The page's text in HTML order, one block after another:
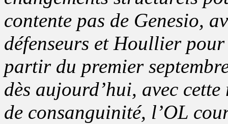
contente pas de Genesio,
défenseurs et Houllier
partir du premier
dès aujourd’hui, avec
de consanguinité, l’OL